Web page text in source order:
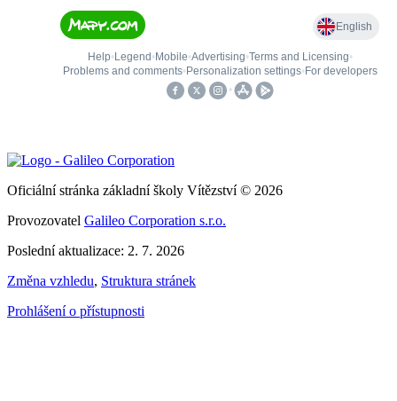
Oficiální stránka základní školy Vítězství © 2026
Provozovatel Galileo Corporation s.r.o.
Poslední aktualizace: 2. 7. 2026
Změna vzhledu, Struktura stránek
Prohlášení o přístupnosti